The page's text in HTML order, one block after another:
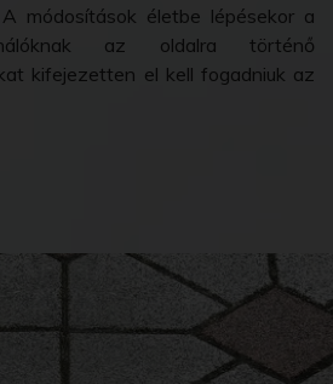
módosítások életbe lépésekor a
az oldalra történő
kifejezetten el kell fogadniuk az